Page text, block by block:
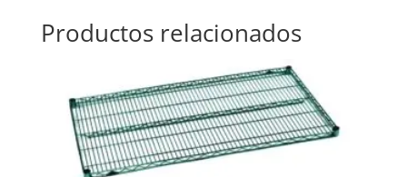
Productos relacionados